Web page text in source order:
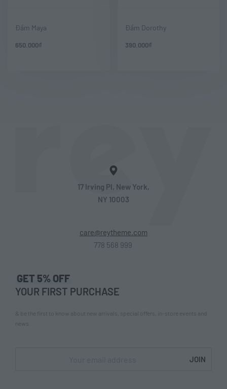
Đầm Maya
650.000₫
Đầm Dorothy
390.000₫
17 Irving Pl, New York,
NY 10003
care@reytheme.com
778 568 999
GET 5% OFF
YOUR FIRST PURCHASE
& be the first to know about new arrivals, special offers, in-store events and
news.